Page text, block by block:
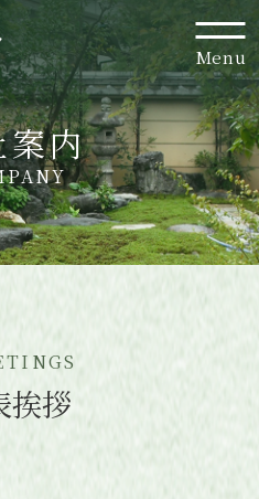
Menu
案内
挨拶